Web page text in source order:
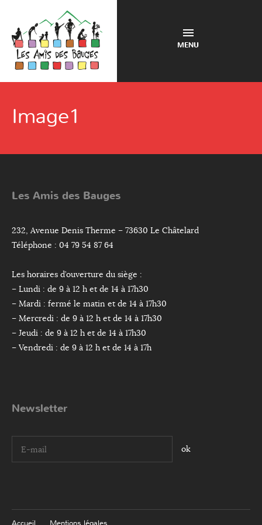
MENU
Image1
Les Amis des Bauges
232, Avenue Denis Therme – 73630 Le Châtelard
Téléphone : 04 79 54 87 64
Les horaires d’ouverture du siège :
– Lundi : de 9 à 12 h et de 14 à 17h30
– Mardi : fermé le matin et de 14 à 17h30
– Mercredi : de 9 à 12 h et de 14 à 17h30
– Jeudi : de 9 à 12 h et de 14 à 17h30
– Vendredi : de 9 à 12 h et de 14 à 17h
Newsletter
I agree terms and conditions.*
Accueil Mentions légales